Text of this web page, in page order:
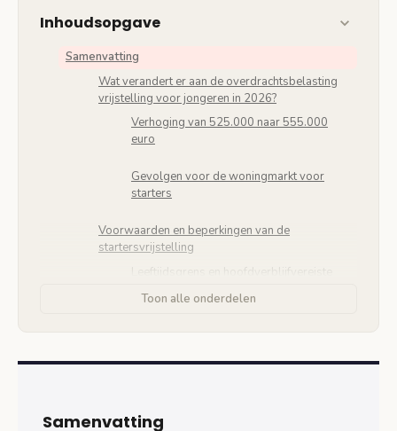
Inhoudsopgave
Samenvatting
Wat verandert er aan de overdrachtsbelasting
vrijstelling voor jongeren in 2026?
Verhoging van 525.000 naar 555.000
euro
Gevolgen voor de woningmarkt voor
starters
Voorwaarden en beperkingen van de
startersvrijstelling
besparing
Toon alle onderdelen
Samenvatting